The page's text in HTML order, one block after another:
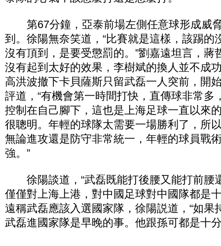
第67分鐘，亞泰前場左側任意球形成威
到。徐陽無奈笑道，“比賽就是這樣，該踢的
沒有頂到，是要受懲罰的。”劉嘉遠坦言，蔣
沒有起到太好的效果，李樹斌的換人並不成
高洪波撤下卡貝薩斯只留武磊一人突前，開
評道，“有機會第一時間打快，直傳球非常多
控制在自己腳下，這也是上海足球一直以來
很聰明。年輕的球隊太需要一場勝利了，所
無論進攻還是防守非常統一，年輕的球員戰
強。”
徐陽談道，“武磊既能打後腰又能打前腰
僅僅對上海上港，對中國足球對中國隊都是
遠稱武磊應該入選國家隊，徐陽説道，“如果
武磊進國家隊是早晚的事。他跟孫可都是十